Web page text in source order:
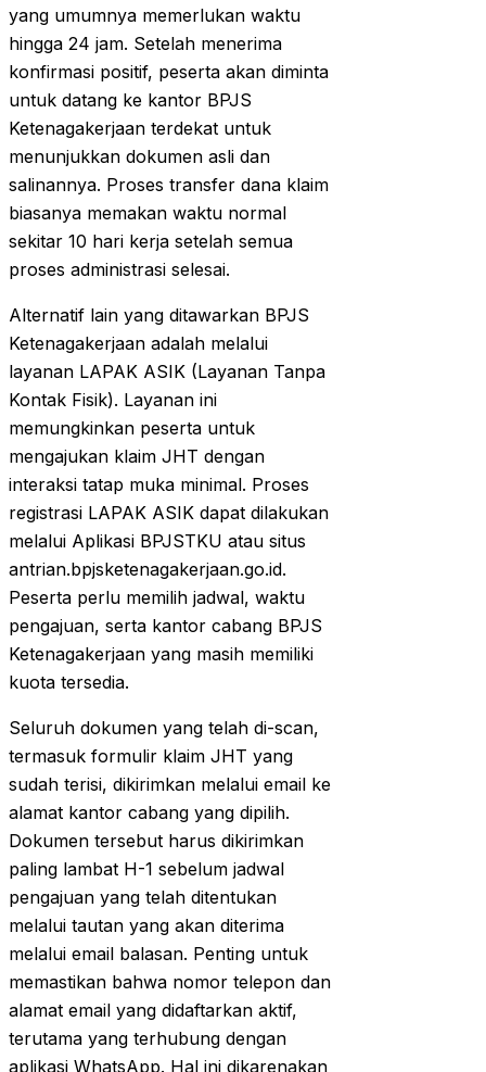
yang umumnya memerlukan waktu
hingga 24 jam. Setelah menerima
konfirmasi positif, peserta akan diminta
untuk datang ke kantor BPJS
Ketenagakerjaan terdekat untuk
menunjukkan dokumen asli dan
salinannya. Proses transfer dana klaim
biasanya memakan waktu normal
sekitar 10 hari kerja setelah semua
proses administrasi selesai.
Alternatif lain yang ditawarkan BPJS
Ketenagakerjaan adalah melalui
layanan LAPAK ASIK (Layanan Tanpa
Kontak Fisik). Layanan ini
memungkinkan peserta untuk
mengajukan klaim JHT dengan
interaksi tatap muka minimal. Proses
registrasi LAPAK ASIK dapat dilakukan
melalui Aplikasi BPJSTKU atau situs
antrian.bpjsketenagakerjaan.go.id.
Peserta perlu memilih jadwal, waktu
pengajuan, serta kantor cabang BPJS
Ketenagakerjaan yang masih memiliki
kuota tersedia.
Seluruh dokumen yang telah di-scan,
termasuk formulir klaim JHT yang
sudah terisi, dikirimkan melalui email ke
alamat kantor cabang yang dipilih.
Dokumen tersebut harus dikirimkan
paling lambat H-1 sebelum jadwal
pengajuan yang telah ditentukan
melalui tautan yang akan diterima
melalui email balasan. Penting untuk
memastikan bahwa nomor telepon dan
alamat email yang didaftarkan aktif,
terutama yang terhubung dengan
aplikasi WhatsApp. Hal ini dikarenakan